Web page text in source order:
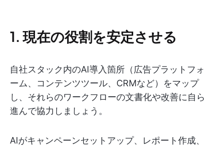
1. 現在の役割を安定させる
自社スタック内のAI導入箇所（広告プラットフォ
ーム、コンテンツツール、CRMなど）をマップ
し、それらのワークフローの文書化や改善に自ら
進んで協力しましょう。
AIがキャンペーンセットアップ、レポート作成、